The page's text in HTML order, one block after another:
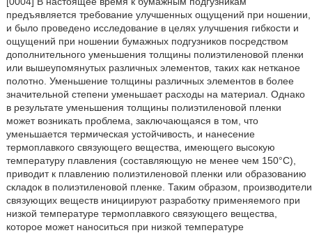
предъявляется требование улучшенных ощущений при ношении,
и было проведено исследование в целях улучшения гибкости и
ощущений при ношении бумажных подгузников посредством
дополнительного уменьшения толщины полиэтиленовой пленки
или вышеупомянутых различных элементов, таких как нетканое
полотно. Уменьшение толщины различных элементов в более
значительной степени уменьшает расходы на материал. Однако
в результате уменьшения толщины полиэтиленовой пленки
может возникать проблема, заключающаяся в том, что
уменьшается термическая устойчивость, и нанесение
термоплавкого связующего вещества, имеющего высокую
температуру плавления (составляющую не менее чем 150°C),
приводит к плавлению полиэтиленовой пленки или образованию
складок в полиэтиленовой пленке. Таким образом, производители
связующих веществ инициируют разработку применяемого при
низкой температуре термоплавкого связующего вещества,
которое может наноситься при низкой температуре